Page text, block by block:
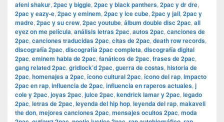
afeni shakur, 2pac y biggie, 2pac y black panthers, 2pac y dr dre,
2pac y eazy-e, 2pac y eminem, 2pac y ice cube, 2pac y jail, 2pac y
madre, 2pac y su crew, 2pac youtube, álbum double disc 2pac, all
eyez on me película, análisis letras 2pac, autos 2pac, canciones de
2pac, canciones traducidas 2pac, citas de 2pac, death row records,
discografía 2pac, discografía 2pac completa, discografía digital
2pac, eminem habla de 2pac, fanáticos de 2pac, frases de 2pac,
gang related 2pac, gridlock’d 2pac, guerra de costas, historia de
2pac, homenajes a 2pac, ícono cultural 2pac, ícono del rap, impacto
2pac en rap, influencia de 2pac, influencia en raperos actuales, j
cole y 2pac, joyas 2pac, juice 2pac, kendrick lamar y 2pac, legado
2pac, letras de 2pac, leyenda del hip hop, leyenda del rap, makaveli
the don, mejores canciones 2pac, mensajes ocultos 2pac, moda